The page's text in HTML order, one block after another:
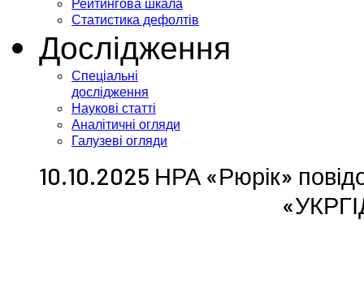
Рейтингова шкала
Статистика дефолтів
Дослідження
Спеціальні
дослідження
Наукові статті
Аналітичні огляди
Галузеві огляди
10.10.2025 НРА «Рюрік»